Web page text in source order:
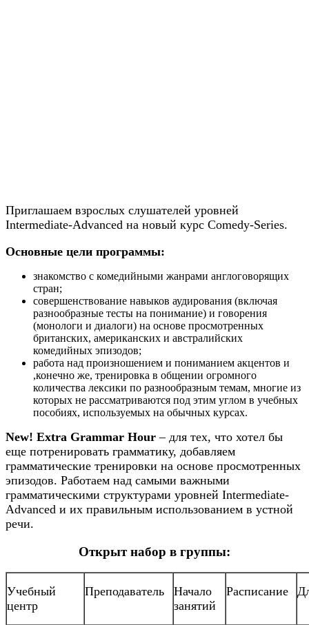
Приглашаем взрослых слушателей уровней
Intermediate-Advanced на новый курс Comedy-Series.
Основные цели программы:
знакомство с комедийными жанрами англоговорящих
стран;
совершенствование навыков аудирования (включая
разнообразные тесты на понимание) и говорения
(монологи и диалоги) на основе просмотренных
британских, американских и австралийских
комедийных эпизодов;
работа над произношением и пониманием акцентов и
,конечно же, тренировка в общении огромного
количества лексики по разнообразным темам, многие из
которых не рассматриваются под этим углом в учебных
пособиях, используемых на обычных курсах.
New! Extra Grammar Hour – для тех, что хотел бы
еще потренировать грамматику, добавляем
грамматические тренировки на основе просмотренных
эпизодов. Работаем над самыми важными
грамматическими структурами уровней Intermediate-
Advanced и их правильным использованием в устной
речи.
Открыт набор в группы:
Учебный
центр
Преподаватель
Начало
занятий
Расписание